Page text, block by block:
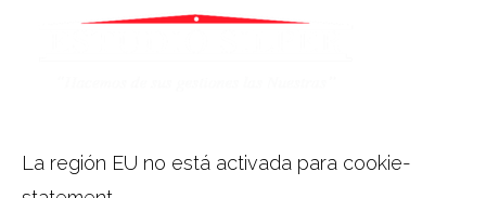
La región EU no está activada para cookie-